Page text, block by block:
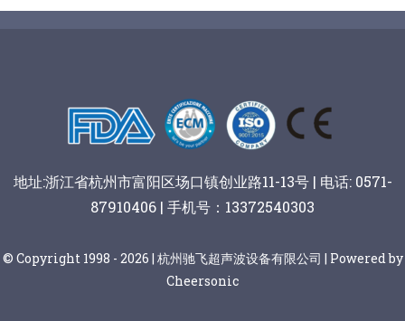
地址:浙江省杭州市富阳区场口镇创业路11-13号 | 电话: 0571-
87910406 | 手机号：13372540303
© Copyright 1998 - 2026 | 杭州驰飞超声波设备有限公司 | Powered by
Cheersonic